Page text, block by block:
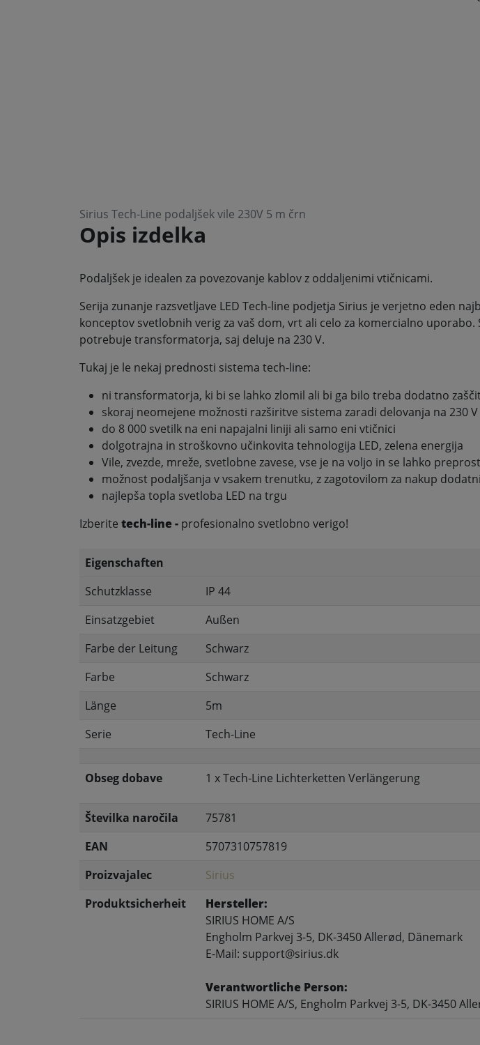
Sirius Tech-Line podaljšek vile 230V 5 m črn
Opis izdelka
Podaljšek je idealen za povezovanje kablov z oddaljenimi vtičnicami.
Serija zunanje razsvetljave LED Tech-line podjetja Sirius je verjetno eden
konceptov svetlobnih verig za vaš dom, vrt ali celo za komercialno uporabo.
potrebuje transformatorja, saj deluje na 230 V.
Tukaj je le nekaj prednosti sistema tech-line:
ni transformatorja, ki bi se lahko zlomil ali bi ga bilo treba dodatno
skoraj neomejene možnosti razširitve sistema zaradi delovanja na 230 V
do 8 000 svetilk na eni napajalni liniji ali samo eni vtičnici
dolgotrajna in stroškovno učinkovita tehnologija LED, zelena energija
Vile, zvezde, mreže, svetlobne zavese, vse je na voljo in se lahko
možnost podaljšanja v vsakem trenutku, z zagotovilom za nakup
najlepša topla svetloba LED na trgu
Izberite tech-line - profesionalno svetlobno verigo!
Eigenschaften
Schutzklasse
IP 44
Einsatzgebiet
Außen
Farbe der Leitung
Schwarz
Farbe
Schwarz
Länge
5m
Serie
Tech-Line
Obseg dobave 1 x Tech-Line Lichterketten Verlängerung
Številka naročila
75781
EAN
5707310757819
Proizvajalec
Sirius
Produktsicherheit
Hersteller:
SIRIUS HOME A/S
Engholm Parkvej 3-5, DK-3450 Allerød, Dänemark
E-Mail: support@sirius.dk
Verantwortliche Person:
SIRIUS HOME A/S, Engholm Parkvej 3-5, DK-3450